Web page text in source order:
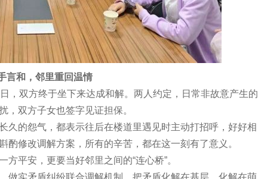
和，邻里重回温情
双方终于坐下来达成和解。两人约定，日常非故意产生的
，双方子女也签字见证担保。
的怨气，都表示往后在楼道里遇见时主动打招呼，好好相
修改调解方案，所有的辛苦，都在这一刻有了意义。
平安，更要当好邻里之间的“连心桥”。
实矛盾纠纷联合调解机制，把矛盾化解在基层、化解在萌